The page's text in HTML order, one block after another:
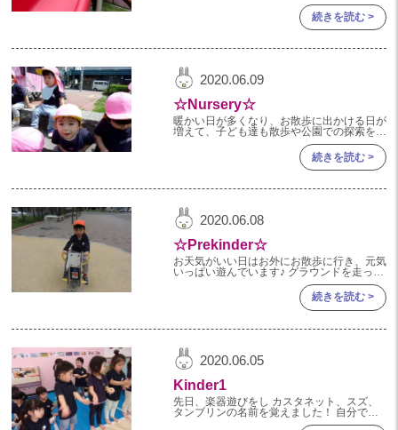
加美中新田保育園(宮城県)
2024年 10月(21)
2024年 07月(22)
2024年 06月(20)
2024年 05月(21)
2024年 02月(19)
2024年 01月(20)
2023年 12月(20)
2023年 09月(20)
2023年 08月(21)
2023年 07月(20)
り、お友達と鬼ごっこをしたりと、 のびの
続きを読む >
2020.06.09
☆Nursery☆
暖かい日が多くなり、お散歩に出かける日が
増えて、子ども達も散歩や公園での探索を楽
あり、カタツムリ等の虫を見つけてのぞいた
続きを読む >
2020.06.08
☆Prekinder☆
お天気がいい日はお外にお散歩に行き、元気
いっぱい遊んでいます♪ グラウンドを走った
り、滑り台を滑ったり、遊具を登った
れ、綿毛を飛ばしたりと楽
続きを読む >
2020.06.05
Kinder1
先日、楽器遊びをし カスタネット、スズ、
タンブリンの名前を覚えました！ 自分で音
を鳴らすと嬉しい表情を浮かべる子ども達で